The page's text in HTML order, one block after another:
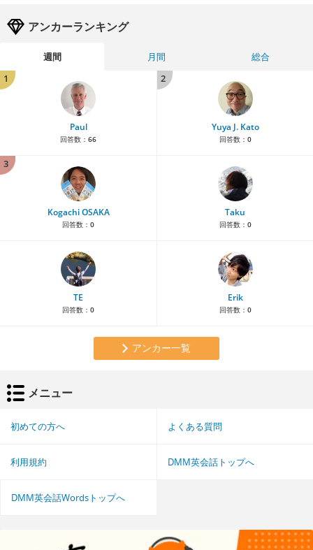
アンカーランキング
週間 月間
総合
1
Paul
回答数： 66
2
Yuya J. Kato
回答数： 0
3
Kogachi OSAKA
回答数： 0
Taku
回答数： 0
TE
回答数： 0
Erik
回答数： 0
アンカー一覧
メニュー
初めての方へ よくある質問
利用規約 DMM英会話トップへ
DMM英会話Wordsトップへ